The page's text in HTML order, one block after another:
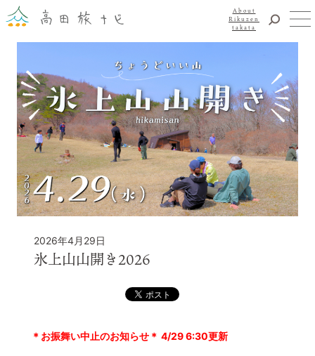
About Rikuzentakata
2026年4月29日
氷上山山開き2026
＊お振舞い中止のお知らせ＊ 4/29 6:30更新
About
Rikuzen
takata
体験
震災復興
食事・グルメ
宿泊
イベント
アクセス
お知らせ
YouTubeチャンネル
交通・観光サービス
観光のことならまずはココ！
陸前高田市観光物産協会
お問い合わせ
© 2022 一般社団法人 陸前高田市観光物産協会 All Rights Reserved.